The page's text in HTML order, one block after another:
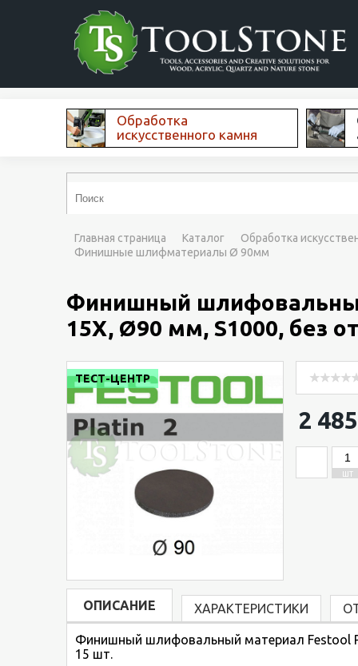
Обработка
искусственного камня
Главная страница Каталог
Обработка
Финишные шлифматериалы Ø 90мм
Финишный шлифовальный
15X, Ø90 мм, S1000, без
ТЕСТ-ЦЕНТР
2
ШТ
ОПИСАНИЕ ХАРАКТЕРИСТИКИ
Финишный шлифовальный материал Festool
15 шт.